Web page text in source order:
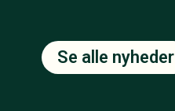
Se alle nyheder